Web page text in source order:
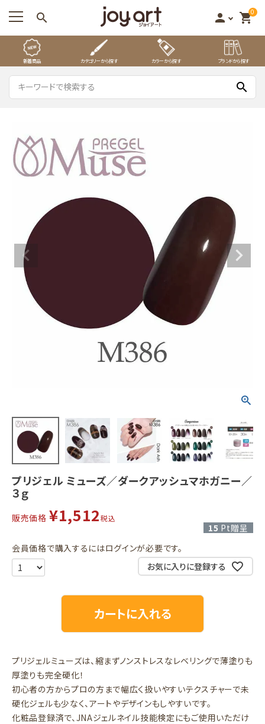
search person 0
shopping_cart
新着商品 カテゴリーから探す カラーから探す ブランドから探す
search
プリジェル ミューズ／ダークアッシュマホガニー／
３ｇ
販売価格 ¥1,512税込
15 Pt贈呈
会員価格で購入するにはログインが必要です。
お気に入りに登録する
カートに入れる
プリジェルミューズは、縮まずノンストレスなレベリングで薄塗りも
厚塗りも完全硬化！
初心者の方からプロの方まで幅広く扱いやすいテクスチャーで未
硬化ジェルも少なく、アートやデザインもしやすいです。
化粧品登録済で、JNAジェルネイル技能検定にもご使用いただけ